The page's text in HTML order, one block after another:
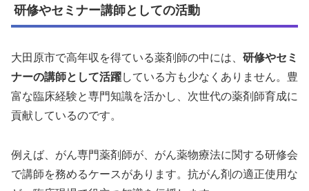
研修やセミナー講師としての活動
大田原市で高年収を得ている薬剤師の中には、 研修やセミ
ナーの講師として活躍している方も少なくありません。豊
富な臨床経験と専門知識を活かし、次世代の薬剤師育成に
貢献しているのです。
例えば、がん専門薬剤師が、がん薬物療法に関する研修会
で講師を務めるケースがあります。抗がん剤の適正使用な